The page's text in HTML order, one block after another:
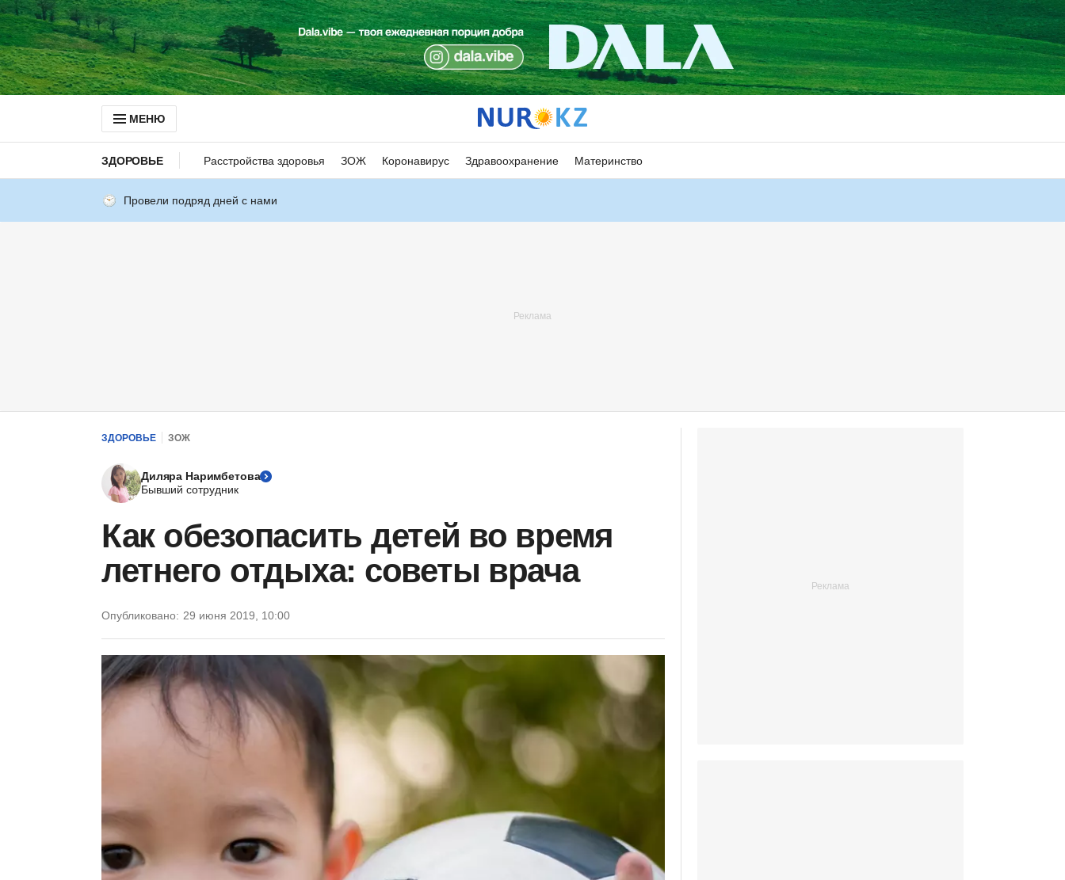
МЕНЮ
ЗДОРОВЬЕ Расстройства здоровья ЗОЖ Коронавирус Здравоохранение Материнство
Провели подряд дней с нами
ЗДОРОВЬЕ ЗОЖ
Диляра Наримбетова
Бывший сотрудник
Как обезопасить детей во время
летнего отдыха: советы врача
Опубликовано: 29 июня 2019, 10:00